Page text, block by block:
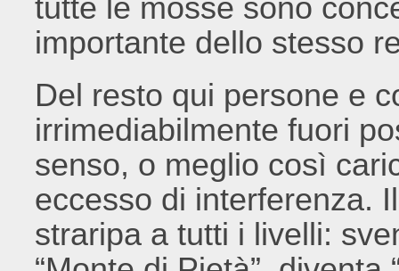
tutte le mosse sono
importante dello stesso
Del resto qui persone e
irrimediabilmente fuori
senso, o meglio così
eccesso di interferenza.
straripa a tutti i livelli: